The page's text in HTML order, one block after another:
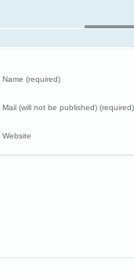
Name (required)
Mail (will not be published) (required)
Website